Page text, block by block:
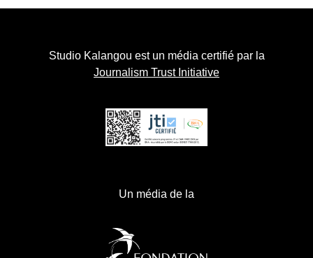
Studio Kalangou est un média certifié par la
Journalism Trust Initiative
Un média de la